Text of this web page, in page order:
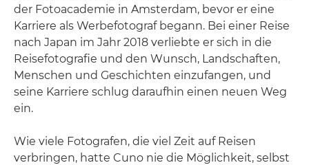
der Fotoacademie in Amsterdam, bevor er eine
Karriere als Werbefotograf begann. Bei einer Reise
nach Japan im Jahr 2018 verliebte er sich in die
Reisefotografie und den Wunsch, Landschaften,
Menschen und Geschichten einzufangen, und
seine Karriere schlug daraufhin einen neuen Weg
ein.
Wie viele Fotografen, die viel Zeit auf Reisen
verbringen, hatte Cuno nie die Möglichkeit, selbst